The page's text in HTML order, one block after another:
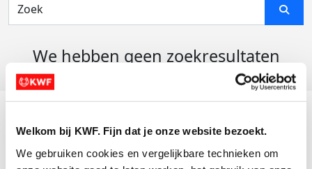
Welkom bij KWF. Fijn dat je onze website bezoekt.
We gebruiken cookies en vergelijkbare technieken om
We hebben geen zoekresultaten
Actiematerialen
Evenementen